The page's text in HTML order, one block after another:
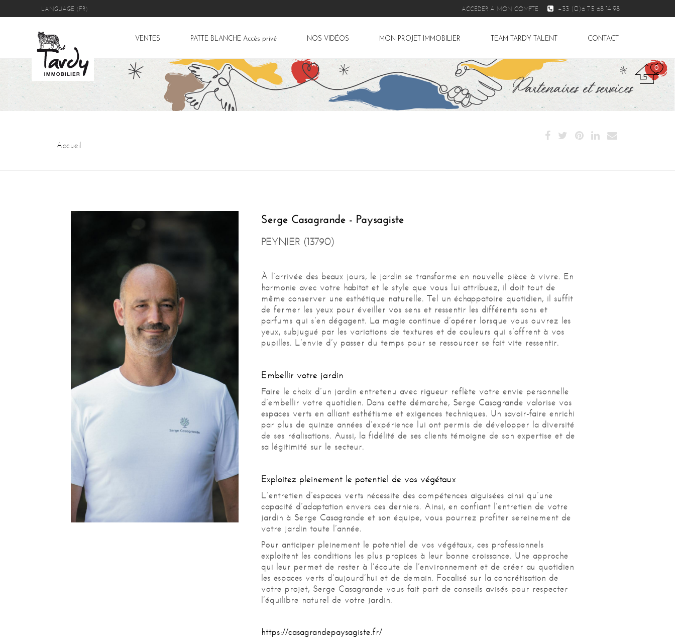
0
LANGUAGE (FR) ACCÉDER À MON COMPTE +33 (0)6 75 68 14 98
VENTES PATTE BLANCHE Accès privé NOS VIDÉOS MON PROJET IMMOBILIER TEAM TARDY TALENT CONTACT
Accueil
Serge Casagrande - Paysagiste
PEYNIER (13790)
À l’arrivée des beaux jours, le jardin se transforme en nouvelle pièce à vivre. En
harmonie avec votre habitat et le style que vous lui attribuez, il doit tout de
même conserver une esthétique naturelle. Tel un échappatoire quotidien, il suffit
de fermer les yeux pour éveiller vos sens et ressentir les différents sons et
parfums qui s’en dégagent. La magie continue d’opérer lorsque vous ouvrez les
yeux, subjugué par les variations de textures et de couleurs qui s’offrent à vos
pupilles. L’envie d’y passer du temps pour se ressourcer se fait vite ressentir.
Embellir votre jardin
Faire le choix d’un jardin entretenu avec rigueur reflète votre envie personnelle
d’embellir votre quotidien. Dans cette démarche, Serge Casagrande valorise vos
espaces verts en alliant esthétisme et exigences techniques. Un savoir-faire enrichi
par plus de quinze années d’expérience lui ont permis de développer la diversité
de ses réalisations. Aussi, la fidélité de ses clients témoigne de son expertise et de
sa légitimité sur le secteur.
Exploitez pleinement le potentiel de vos végétaux
L’entretien d’espaces verts nécessite des compétences aiguisées ainsi qu’une
capacité d’adaptation envers ces derniers. Ainsi, en confiant l’entretien de votre
jardin à Serge Casagrande et son équipe, vous pourrez profiter sereinement de
votre jardin toute l’année.
Pour anticiper pleinement le potentiel de vos végétaux, ces professionnels
exploitent les conditions les plus propices à leur bonne croissance. Une approche
qui leur permet de rester à l’écoute de l’environnement et de créer au quotidien
les espaces verts d’aujourd’hui et de demain. Focalisé sur la concrétisation de
votre projet, Serge Casagrande vous fait part de conseils avisés pour respecter
l’équilibre naturel de votre jardin.
https://casagrandepaysagiste.fr/